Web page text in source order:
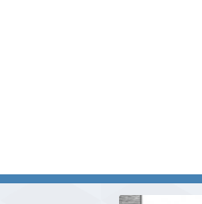
Start/Chess/